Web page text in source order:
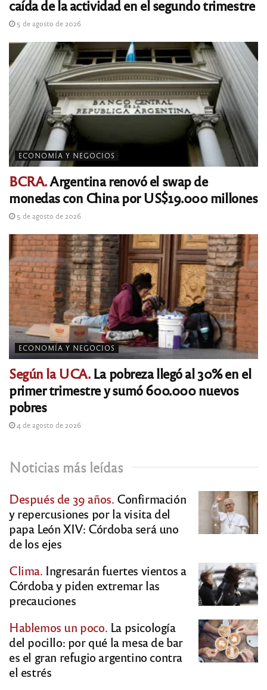
caída de la actividad en el segundo trimestre
5 de agosto de 2026
ECONOMÍA Y NEGOCIOS
BCRA.Argentina renovó el swap de
monedas con China por US$19.000 millones
5 de agosto de 2026
ECONOMÍA Y NEGOCIOS
Según la UCA.La pobreza llegó al 30% en el
primer trimestre y sumó 600.000 nuevos
pobres
4 de agosto de 2026
Noticias más leídas
Después de 39 años. Confirmación
y repercusiones por la visita del
papa León XIV: Córdoba será uno
de los ejes
Clima. Ingresarán fuertes vientos a
Córdoba y piden extremar las
precauciones
Hablemos un poco. La psicología
del pocillo: por qué la mesa de bar
es el gran refugio argentino contra
el estrés